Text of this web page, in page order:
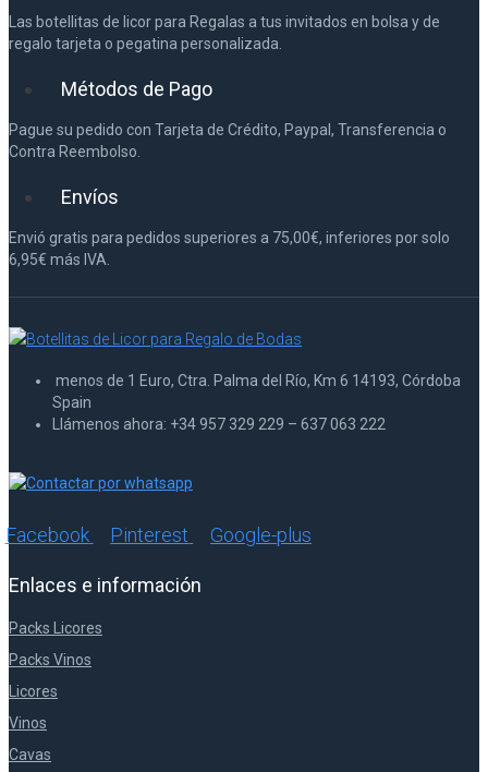
Las botellitas de licor para Regalas a tus invitados en bolsa y de
regalo tarjeta o pegatina personalizada.
Métodos de Pago
Pague su pedido con Tarjeta de Crédito, Paypal, Transferencia o
Contra Reembolso.
Envíos
Envió gratis para pedidos superiores a 75,00€, inferiores por solo
6,95€ más IVA.
menos de 1 Euro, Ctra. Palma del Río, Km 6 14193, Córdoba
Spain
Llámenos ahora: +34 957 329 229 – 637 063 222
Facebook Pinterest Google-plus
Enlaces e información
Packs Licores
Packs Vinos
Licores
Vinos
Cavas